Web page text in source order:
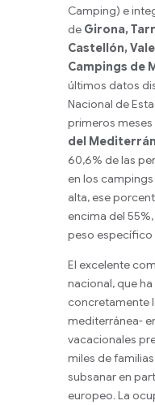
Camping) e
de Girona,
Castellón,
Campings de
últimos datos
Nacional de
primeros meses
del
60,6% de las
en los
alta, ese
encima del
peso específico
El excelente
nacional, que
concretamente
mediterránea-
vacacionales
miles de
subsanar en
europeo. La